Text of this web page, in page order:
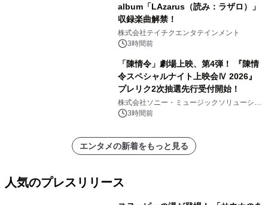
album「LAzarus（読み：ラザロ）」
収録楽曲解禁！
株式会社テイチクエンタテインメント
3時間前
「陳情令」劇場上映、第4弾！ 『陳情
令スペシャルナイト上映会Ⅳ 2026』
プレリク2次抽選先行受付開始！
株式会社ソニー・ミュージックソリューショ
ンズ3時間前
エンタメの新着をもっと見る
人気のプレスリリース